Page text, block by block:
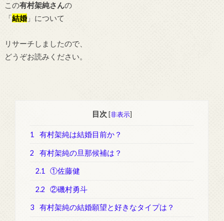
この有村架純さんの
「結婚」について
リサーチしましたので、
どうぞお読みください。
目次 [非表示]
1 有村架純は結婚目前か？
2 有村架純の旦那候補は？
2.1 ①佐藤健
2.2 ②磯村勇斗
3 有村架純の結婚願望と好きなタイプは？